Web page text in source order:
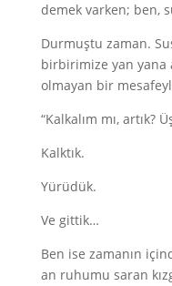
demek varken; ben,
Durmuştu zaman.
birbirimize yan yana
olmayan bir
“Kalkalım mı, artık?
Kalktık.
Yürüdük.
Ve gittik…
Ben ise zamanın
an ruhumu saran